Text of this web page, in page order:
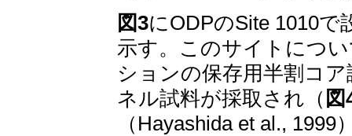
図3にODPのSite 1010
示す。このサイトにつ
ションの保存用半割コ
ネル試料が採取され（ 図
（Hayashida et al., 1999